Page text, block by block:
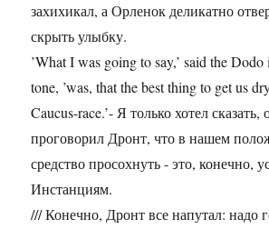
захихикал, а Орленок деликатно
скрыть улыбку.
’What I was going to say,’ said the
tone, ’was, that the best thing to get us
Caucus-race.’- Я только хотел
проговорил Дронт, что в нашем
средство просохнуть - это, конечно,
Инстанциям.
/// Конечно, Дронт все напутал: надо